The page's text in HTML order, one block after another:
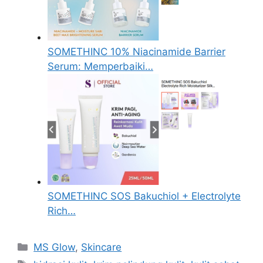
SOMETHINC 10% Niacinamide Barrier
Serum: Memperbaiki…
SOMETHINC SOS Bakuchiol + Electrolyte
Rich…
Kategori
MS Glow, Skincare